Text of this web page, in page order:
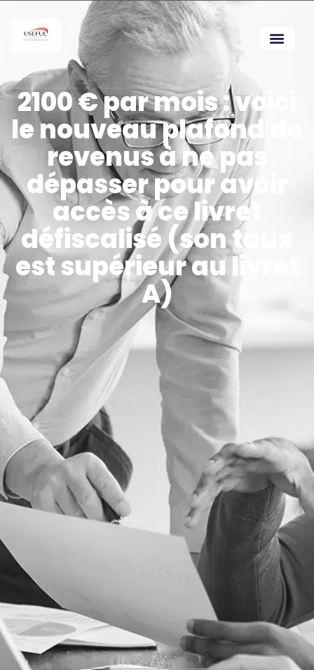
2100 € par mois : voici
le nouveau plafond de
revenus à ne pas
dépasser pour avoir
accès à ce livret
défiscalisé (son taux
est supérieur au livret
A)